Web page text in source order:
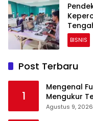
BISNIS
Post Terbaru
1
Mengenal
Mengukur
Agustus 9, 2026